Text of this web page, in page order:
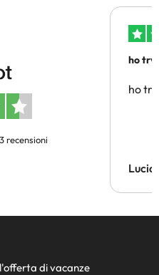
recensioni
ho
ho
Lucia
di vacanze